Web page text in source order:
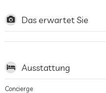
Das erwartet Sie
Ausstattung
Concierge